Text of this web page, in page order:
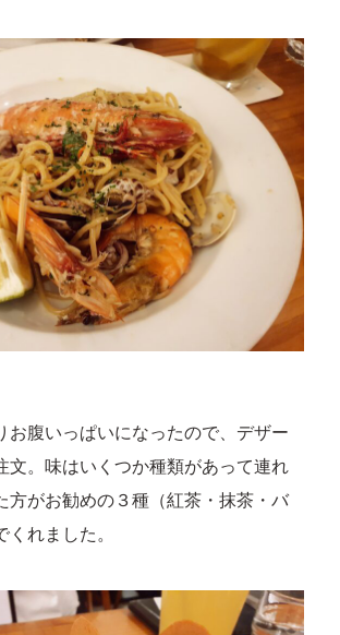
お腹いっぱいになったので、デザー
文。味はいくつか種類があって連れ
方がお勧めの３種（紅茶・抹茶・バ
くれました。